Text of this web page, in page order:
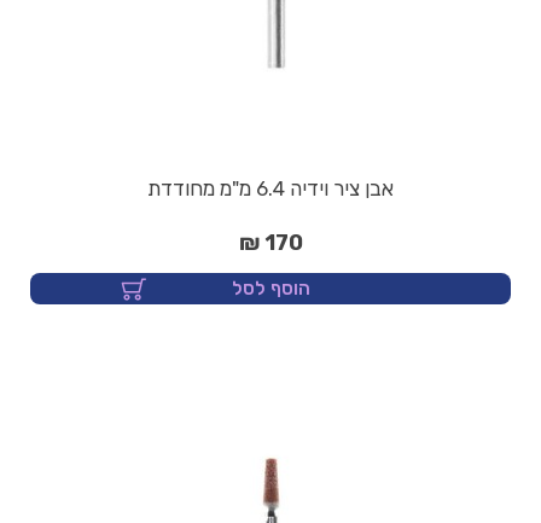
אבן ציר וידיה 6.4 מ"מ מחודדת
170 ₪
הוסף לסל